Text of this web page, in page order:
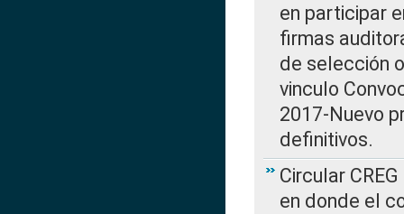
en participar
firmas
de selección
vinculo
2017-Nuevo
definitivos.
Circular
en donde el